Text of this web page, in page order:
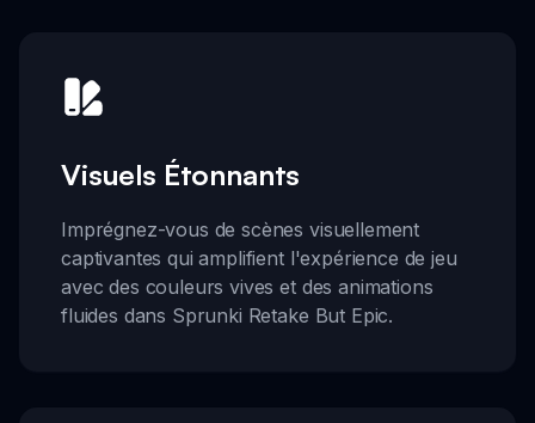
Visuels Étonnants
Imprégnez-vous de scènes visuellement
captivantes qui amplifient l'expérience de jeu
avec des couleurs vives et des animations
fluides dans Sprunki Retake But Epic.